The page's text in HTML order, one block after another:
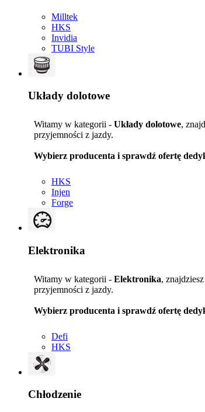
Milltek
HKS
Invidia
TUBI Style
Układy dolotowe
Witamy w kategorii - Układy dolotowe,
przyjemności z jazdy.
Wybierz producenta i sprawdź ofertę
HKS
Injen
Forge
Elektronika
Witamy w kategorii - Elektronika,
przyjemności z jazdy.
Wybierz producenta i sprawdź ofertę
Defi
HKS
Chłodzenie